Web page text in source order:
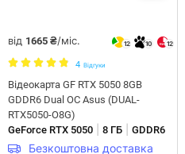
від 1665 ₴/міс. 12 10 12
4 Відгуки
Відеокарта GF RTX 5050 8GB
GDDR6 Dual OC Asus (DUAL-
RTX5050-O8G)
GeForce RTX 5050
8 ГБ GDDR6
Безкоштовна доставка